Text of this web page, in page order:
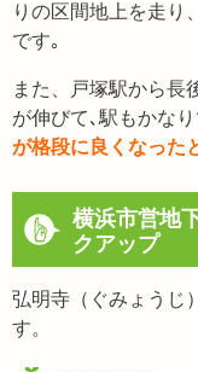
りの区間地上を走り
です｡
また、戸塚駅から長
が伸びて､駅もかなり
が格段に良くなった
横浜市営地
クアップ
弘明寺（ぐみょうじ
す。